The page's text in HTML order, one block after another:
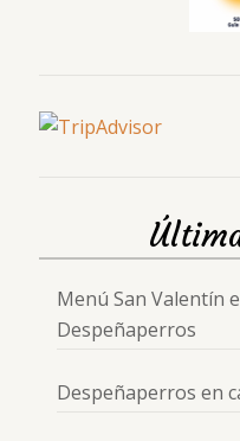
Menú San Valentín
Despeñaperros
Despeñaperros en